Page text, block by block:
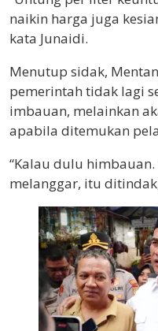
naikin harga juga
kata Junaidi.
Menutup sidak,
pemerintah tidak lagi
imbauan, melainkan
apabila ditemukan
“Kalau dulu
melanggar, itu